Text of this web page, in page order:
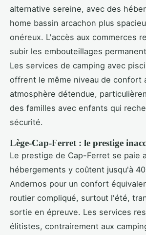
alternative sereine, avec des
home bassin arcachon plus
onéreux. L'accès aux commerces
subir les embouteillages
Les services de camping avec
offrent le même niveau de confort
atmosphère détendue,
des familles avec enfants qui
sécurité.
Lège-Cap-Ferret : le prestige
Le prestige de Cap-Ferret se paie
hébergements y coûtent jusqu'à
Andernos pour un confort
routier compliqué, surtout l'été,
sortie en épreuve. Les services
élitistes, contrairement aux